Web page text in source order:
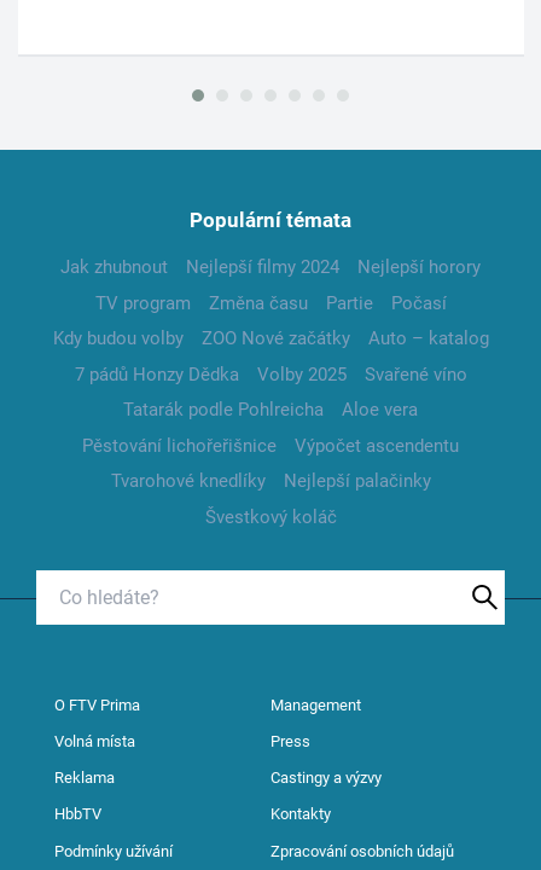
Populární témata
Jak zhubnout Nejlepší filmy 2024
Nejlepší horory
TV program
Změna času Partie
Počasí
Kdy budou volby
ZOO Nové začátky
Auto – katalog
7 pádů Honzy Dědka
Volby 2025
Svařené víno
Tatarák podle Pohlreicha
Aloe vera
Pěstování lichořeřišnice
Výpočet ascendentu
Tvarohové knedlíky
Nejlepší palačinky
Švestkový koláč
O FTV Prima Management
Volná místa Press
Reklama Castingy a výzvy
HbbTV Kontakty
Podmínky užívání Zpracování osobních údajů